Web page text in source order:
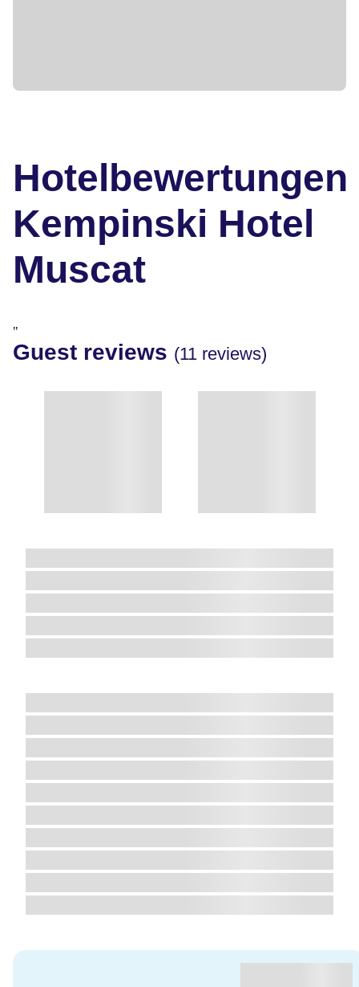
Hotelbewertungen
Kempinski Hotel
Muscat
"
Guest reviews (11 reviews)